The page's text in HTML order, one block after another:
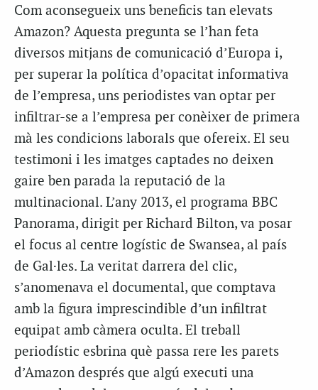
Com aconsegueix uns beneficis tan elevats
Amazon? Aquesta pregunta se l’han feta
diversos mitjans de comunicació d’Europa i,
per superar la política d’opacitat informativa
de l’empresa, uns periodistes van optar per
infiltrar-se a l’empresa per conèixer de primera
mà les condicions laborals que ofereix. El seu
testimoni i les imatges captades no deixen
gaire ben parada la reputació de la
multinacional. L’any 2013, el programa BBC
Panorama, dirigit per Richard Bilton, va posar
el focus al centre logístic de Swansea, al país
de Gal·les. La veritat darrera del clic,
s’anomenava el documental, que comptava
amb la figura imprescindible d’un infiltrat
equipat amb càmera oculta. El treball
periodístic esbrina què passa rere les parets
d’Amazon després que algú executi una